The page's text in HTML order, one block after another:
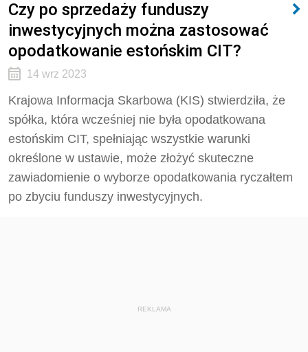
Czy po sprzedaży funduszy
inwestycyjnych można zastosować
opodatkowanie estońskim CIT?
14 wrz 2023
Krajowa Informacja Skarbowa (KIS) stwierdziła, że
spółka, która wcześniej nie była opodatkowana
estońskim CIT, spełniając wszystkie warunki
określone w ustawie, może złożyć skuteczne
zawiadomienie o wyborze opodatkowania ryczałtem
po zbyciu funduszy inwestycyjnych.
REKLAMA